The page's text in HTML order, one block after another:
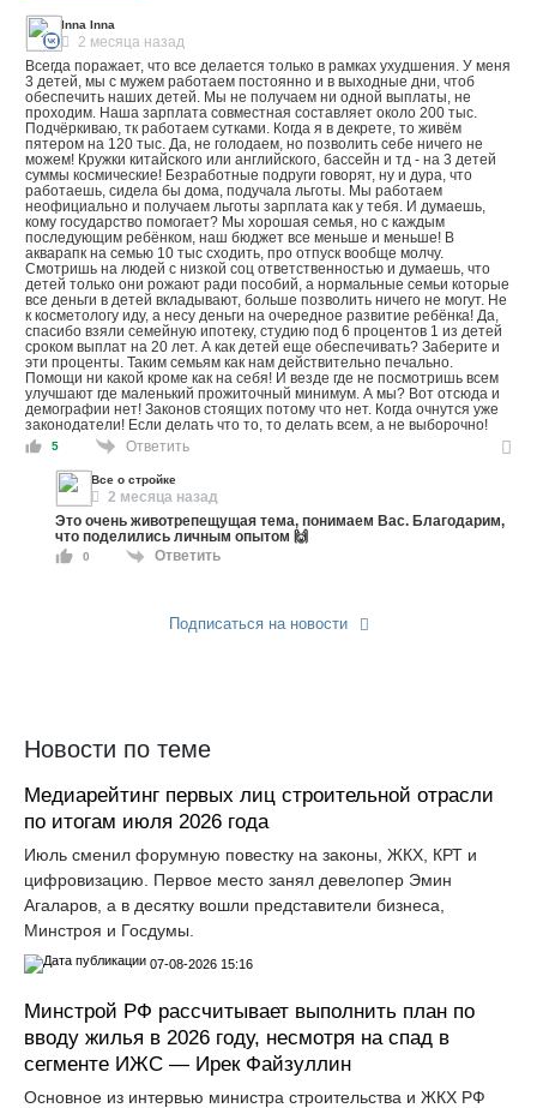
Inna Inna
2 месяца назад
Всегда поражает, что все делается только в рамках ухудшения. У меня
3 детей, мы с мужем работаем постоянно и в выходные дни, чтоб
обеспечить наших детей. Мы не получаем ни одной выплаты, не
проходим. Наша зарплата совместная составляет около 200 тыс.
Подчёркиваю, тк работаем сутками. Когда я в декрете, то живём
пятером на 120 тыс. Да, не голодаем, но позволить себе ничего не
можем! Кружки китайского или английского, бассейн и тд - на 3 детей
суммы космические! Безработные подруги говорят, ну и дура, что
работаешь, сидела бы дома, подучала льготы. Мы работаем
неофициально и получаем льготы зарплата как у тебя. И думаешь,
кому государство помогает? Мы хорошая семья, но с каждым
последующим ребёнком, наш бюджет все меньше и меньше! В
акварапк на семью 10 тыс сходить, про отпуск вообще молчу.
Смотришь на людей с низкой соц ответственностью и думаешь, что
детей только они рожают ради пособий, а нормальные семьи которые
все деньги в детей вкладывают, больше позволить ничего не могут. Не
к косметологу иду, а несу деньги на очередное развитие ребёнка! Да,
спасибо взяли семейную ипотеку, студию под 6 процентов 1 из детей
сроком выплат на 20 лет. А как детей еще обеспечивать? Заберите и
эти проценты. Таким семьям как нам действительно печально.
Помощи ни какой кроме как на себя! И везде где не посмотришь всем
улучшают где маленький прожиточный минимум. А мы? Вот отсюда и
демографии нет! Законов стоящих потому что нет. Когда очнутся уже
законодатели! Если делать что то, то делать всем, а не выборочно!
5 Ответить
Все о стройке
2 месяца назад
Это очень животрепещущая тема, понимаем Вас. Благодарим,
что поделились личным опытом 🙌
0 Ответить
Подписаться на новости
Новости по теме
Медиарейтинг первых лиц строительной отрасли
по итогам июля 2026 года
Июль сменил форумную повестку на законы, ЖКХ, КРТ и
цифровизацию. Первое место занял девелопер Эмин
Агаларов, а в десятку вошли представители бизнеса,
Минстроя и Госдумы.
07-08-2026 15:16
Минстрой РФ рассчитывает выполнить план по
вводу жилья в 2026 году, несмотря на спад в
сегменте ИЖС — Ирек Файзуллин
Основное из интервью министра строительства и ЖКХ РФ